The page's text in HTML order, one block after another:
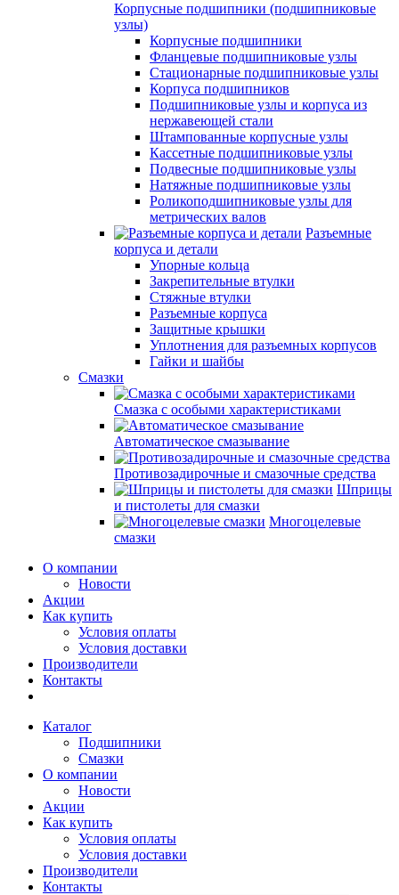
Корпусные подшипники (подшипниковые
узлы)
Корпусные подшипники
Фланцевые подшипниковые узлы
Стационарные подшипниковые узлы
Корпуса подшипников
Подшипниковые узлы и корпуса из
нержавеющей стали
Штампованные корпусные узлы
Кассетные подшипниковые узлы
Подвесные подшипниковые узлы
Натяжные подшипниковые узлы
Роликоподшипниковые узлы для
метрических валов
Разъемные
корпуса и детали
Упорные кольца
Закрепительные втулки
Стяжные втулки
Разъемные корпуса
Защитные крышки
Уплотнения для разъемных корпусов
Гайки и шайбы
Смазки
Смазка с особыми характеристиками
Автоматическое смазывание
Противозадирочные и смазочные средства
Шприцы
и пистолеты для смазки
Многоцелевые
смазки
О компании
Новости
Акции
Как купить
Условия оплаты
Условия доставки
Производители
Контакты
Каталог
Подшипники
Смазки
О компании
Новости
Акции
Как купить
Условия оплаты
Условия доставки
Производители
Контакты